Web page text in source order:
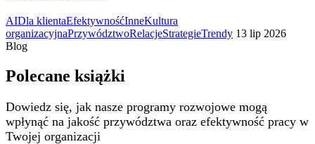
AIDla klientaEfektywnośćInneKultura
organizacyjnaPrzywództwoRelacjeStrategieTrendy 13 lip 2026
Blog
Polecane książki
Dowiedz się, jak nasze programy rozwojowe mogą
wpłynąć na jakość przywództwa oraz efektywność pracy w
Twojej organizacji